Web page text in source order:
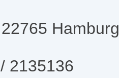
Hamburg
2135136